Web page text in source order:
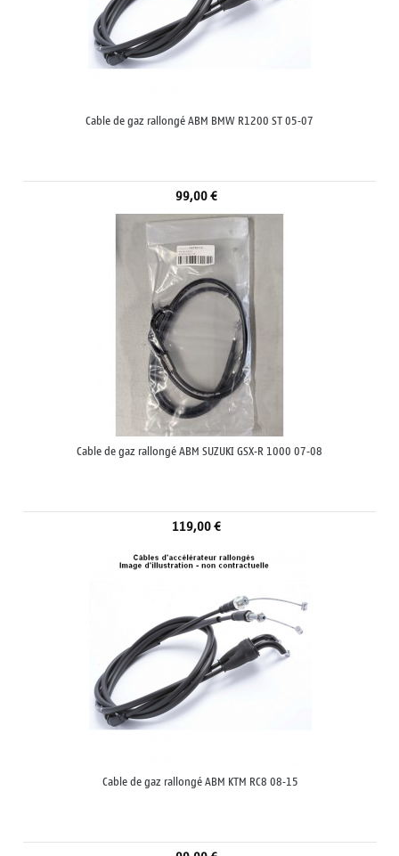
Cable de gaz rallongé ABM BMW R1200 ST 05-07
99,00 €
Cable de gaz rallongé ABM SUZUKI GSX-R 1000 07-08
119,00 €
Cable de gaz rallongé ABM KTM RC8 08-15